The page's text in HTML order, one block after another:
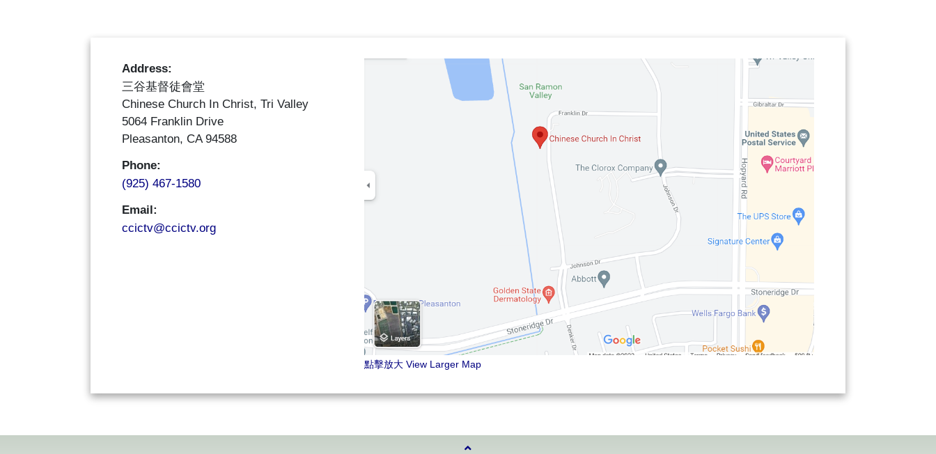
Address:
三谷基督徒會堂
Chinese Church In Christ, Tri Valley
5064 Franklin Drive
Pleasanton, CA 94588
Phone:
(925) 467-1580
Email:
ccictv@ccictv.org
點擊放大 View Larger Map